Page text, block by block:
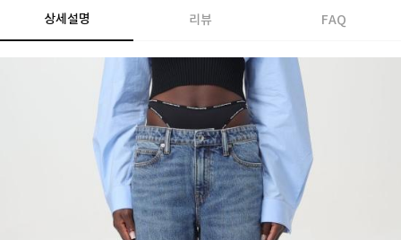
상세설명 리뷰 FAQ